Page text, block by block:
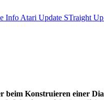
Info Atari Update STraight Up
beim Konstruieren einer